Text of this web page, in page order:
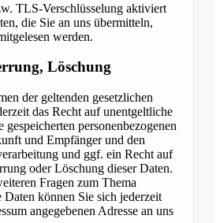
TLS-Verschlüsselung aktiviert
die Sie an uns übermitteln,
werden.
Löschung
der geltenden gesetzlichen
das Recht auf unentgeltliche
personenbezogenen
und Empfänger und den
und ggf. ein Recht auf
oder Löschung dieser Daten.
Fragen zum Thema
Daten können Sie sich jederzeit
angegebenen Adresse an uns